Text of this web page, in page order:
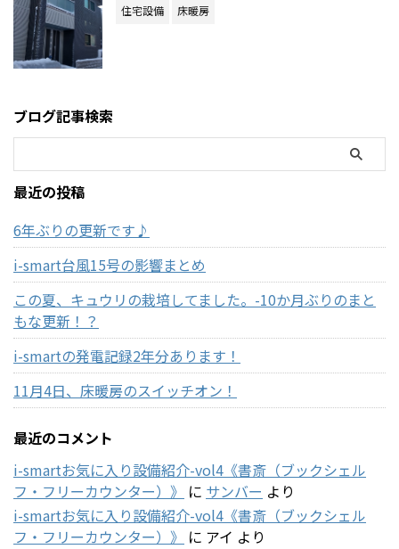
住宅設備 床暖房
ブログ記事検索
最近の投稿
6年ぶりの更新です♪
i-smart台風15号の影響まとめ
この夏、キュウリの栽培してました。-10か月ぶりのまと
もな更新！？
i-smartの発電記録2年分あります！
11月4日、床暖房のスイッチオン！
最近のコメント
i-smartお気に入り設備紹介-vol4《書斎（ブックシェル
フ・フリーカウンター）》 に サンバー より
i-smartお気に入り設備紹介-vol4《書斎（ブックシェル
フ・フリーカウンター）》 に アイ より